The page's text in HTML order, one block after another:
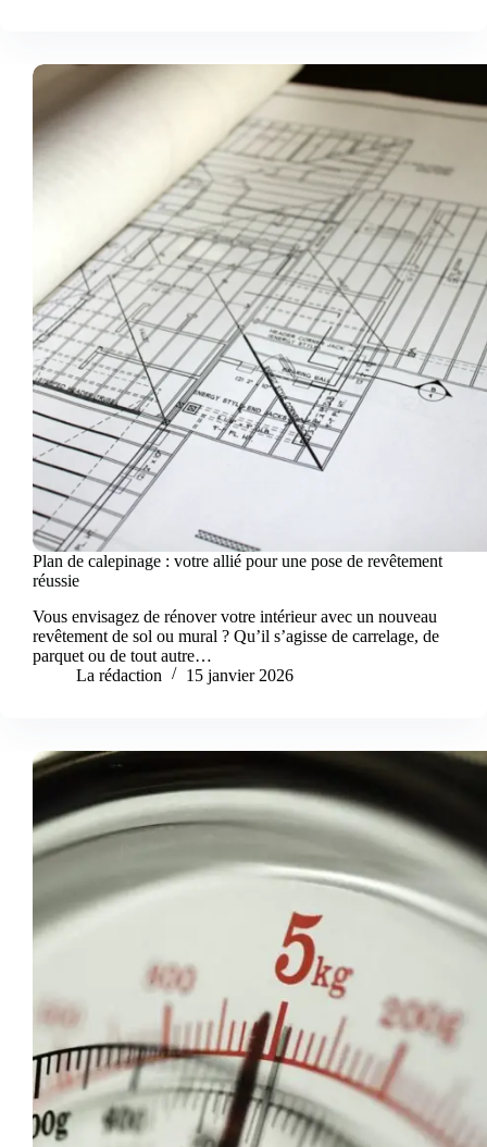
Plan de calepinage : votre allié pour une pose de revêtement
réussie
Vous envisagez de rénover votre intérieur avec un nouveau
revêtement de sol ou mural ? Qu’il s’agisse de carrelage, de
parquet ou de tout autre…
La rédaction
15 janvier 2026